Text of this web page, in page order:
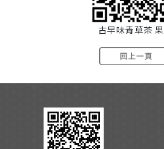
古早味青草茶